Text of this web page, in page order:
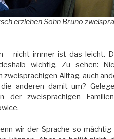
erziehen Sohn Bruno
– nicht immer ist das leicht.
wichtig. Zu sehen:
zweisprachigen Alltag, auch
anderen damit um?
der zweisprachigen
wir der Sprache so